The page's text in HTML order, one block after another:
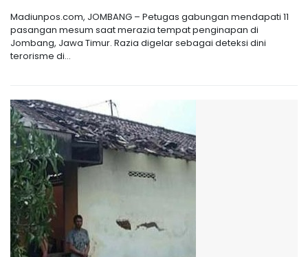
Madiunpos.com, JOMBANG – Petugas gabungan mendapati 11
pasangan mesum saat merazia tempat penginapan di
Jombang, Jawa Timur. Razia digelar sebagai deteksi dini
terorisme di...